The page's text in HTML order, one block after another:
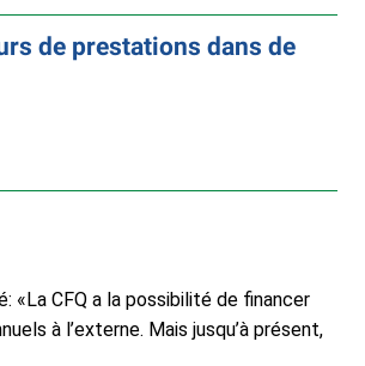
de prestations dans de
«La CFQ a la possibilité de financer
à l’externe. Mais jusqu’à présent,